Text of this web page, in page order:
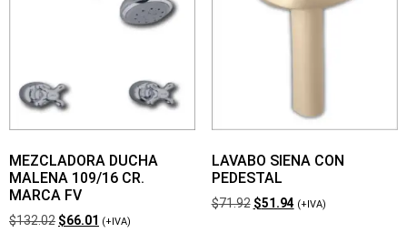
MEZCLADORA DUCHA
MALENA 109/16 CR.
MARCA FV
$132.02 $66.01 (+IVA)
LAVABO SIENA CON
PEDESTAL
$71.92 $51.94 (+IVA)